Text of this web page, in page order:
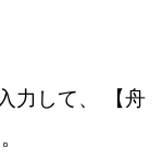
力して、 【舟